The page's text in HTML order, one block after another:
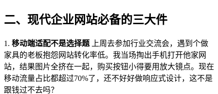
二、现代企业网站必备的三大件
1. 移动端适配不是选择题 上周去参加行业交流会，遇到个做
家具的老板抱怨网站转化率低。我当场掏出手机打开他家网
站，结果图片全挤在一起，购买按钮小得要用放大镜点。现在
移动流量占比都超过70%了，还不好好做响应式设计，这不是
跟钱过不去吗？